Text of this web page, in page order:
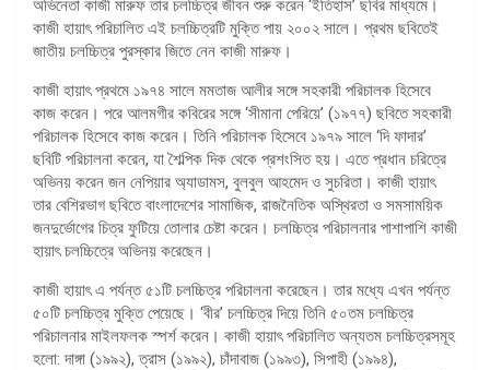
অভিনেতা কাজী মারুফ তার চলচ্চিত্র জীবন শুরু করেন ‘ইতিহাস’ ছবির মাধ্যমে।
কাজী হায়াৎ পরিচালিত এই চলচ্চিত্রটি মুক্তি পায় ২০০২ সালে। প্রথম ছবিতেই
জাতীয় চলচ্চিত্র পুরস্কার জিতে নেন কাজী মারুফ।
কাজী হায়াৎ প্রথমে ১৯৭৪ সালে মমতাজ আলীর সঙ্গে সহকারী পরিচালক হিসেবে
কাজ করেন। পরে আলমগীর কবিরের সঙ্গে ‘সীমানা পেরিয়ে’ (১৯৭৭) ছবিতে সহকারী
পরিচালক হিসেবে কাজ করেন। তিনি পরিচালক হিসেবে ১৯৭৯ সালে ‘দি ফাদার’
ছবিটি পরিচালনা করেন, যা শৈল্পিক দিক থেকে প্রশংসিত হয়। এতে প্রধান চরিত্রে
অভিনয় করেন জন নেপিয়ার অ্যাডামস, বুলবুল আহমেদ ও সুচরিতা। কাজী হায়াৎ
তার বেশিরভাগ ছবিতে বাংলাদেশের সামাজিক, রাজনৈতিক অস্থিরতা ও সমসাময়িক
জনদুর্ভোগের চিত্র ফুটিয়ে তোলার চেষ্টা করেন। চলচ্চিত্র পরিচালনার পাশাপাশি কাজী
হায়াৎ চলচ্চিত্রে অভিনয় করেছেন।
কাজী হায়াৎ এ পর্যন্ত ৫১টি চলচ্চিত্র পরিচালনা করেছেন। তার মধ্যে এখন পর্যন্ত
৫০টি চলচ্চিত্র মুক্তি পেয়েছে। ‘বীর’ চলচ্চিত্র দিয়ে তিনি ৫০তম চলচ্চিত্র
পরিচালনার মাইলফলক স্পর্শ করেন। কাজী হায়াৎ পরিচালিত অন্যতম চলচ্চিত্রসমূহ
হলো: দাঙ্গা (১৯৯২), ত্রাস (১৯৯২), চাঁদাবাজ (১৯৯৩), সিপাহী (১৯৯৪),